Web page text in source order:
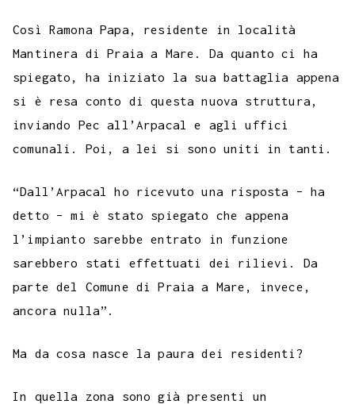
Così Ramona Papa, residente in località
Mantinera di Praia a Mare. Da quanto ci ha
spiegato, ha iniziato la sua battaglia appena
si è resa conto di questa nuova struttura,
inviando Pec all’Arpacal e agli uffici
comunali. Poi, a lei si sono uniti in tanti.
“Dall’Arpacal ho ricevuto una risposta – ha
detto – mi è stato spiegato che appena
l’impianto sarebbe entrato in funzione
sarebbero stati effettuati dei rilievi. Da
parte del Comune di Praia a Mare, invece,
ancora nulla”.
Ma da cosa nasce la paura dei residenti?
In quella zona sono già presenti un